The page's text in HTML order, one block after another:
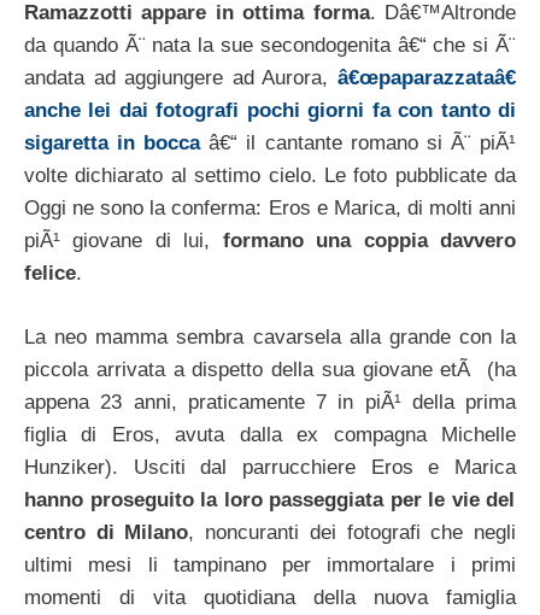
Ramazzotti appare in ottima forma. Dâ€™Altronde
da quando Ã¨ nata la sue secondogenita â€“ che si Ã¨
andata ad aggiungere ad Aurora, â€œpaparazzataâ€
anche lei dai fotografi pochi giorni fa con tanto di
sigaretta in boccaâ€“ il cantante romano si Ã¨ piÃ¹
volte dichiarato al settimo cielo. Le foto pubblicate da
Oggi ne sono la conferma: Eros e Marica, di molti anni
piÃ¹ giovane di lui, formano una coppia davvero
felice.
La neo mamma sembra cavarsela alla grande con la
piccola arrivata a dispetto della sua giovane etÃ (ha
appena 23 anni, praticamente 7 in piÃ¹ della prima
figlia di Eros, avuta dalla ex compagna Michelle
Hunziker). Usciti dal parrucchiere Eros e Marica
hanno proseguito la loro passeggiata per le vie del
centro di Milano, noncuranti dei fotografi che negli
ultimi mesi li tampinano per immortalare i primi
momenti di vita quotidiana della nuova famiglia